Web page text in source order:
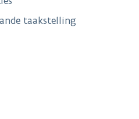
taakstelling